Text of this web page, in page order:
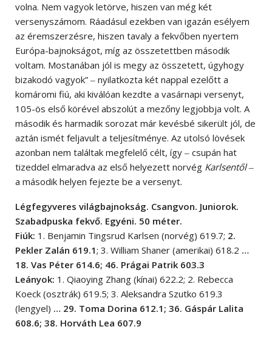
volna. Nem vagyok letörve, hiszen van még két
versenyszámom. Ráadásul ezekben van igazán esélyem
az éremszerzésre, hiszen tavaly a fekvőben nyertem
Európa-bajnokságot, míg az összetettben második
voltam. Mostanában jól is megy az összetett, úgyhogy
bizakodó vagyok” ‒ nyilatkozta két nappal ezelőtt a
komáromi fiú, aki kiválóan kezdte a vasárnapi versenyt,
105-ös első körével abszolút a mezőny legjobbja volt. A
második és harmadik sorozat már kevésbé sikerült jól, de
aztán ismét feljavult a teljesítménye. Az utolsó lövések
azonban nem találtak megfelelő célt, így ‒ csupán hat
tizeddel elmaradva az első helyezett norvég Karlsentől‒
a második helyen fejezte be a versenyt.
Légfegyveres világbajnokság. Csangvon. Juniorok.
Szabadpuska fekvő. Egyéni. 50 méter.
Fiúk: 1. Benjamin Tingsrud Karlsen (norvég) 619.7; 2.
Pekler Zalán 619.1; 3. William Shaner (amerikai) 618.2 …
18. Vas Péter 614.6; 46. Prágai Patrik 603.3
Leányok: 1. Qiaoying Zhang (kínai) 622.2; 2. Rebecca
Koeck (osztrák) 619.5; 3. Aleksandra Szutko 619.3
(lengyel) … 29. Toma Dorina 612.1; 36. Gáspár Lalita
608.6; 38. Horváth Lea 607.9